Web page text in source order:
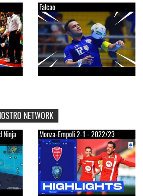
Falcao
NETWORK
Ninja Monza-Empoli 2-1 - 2022/23